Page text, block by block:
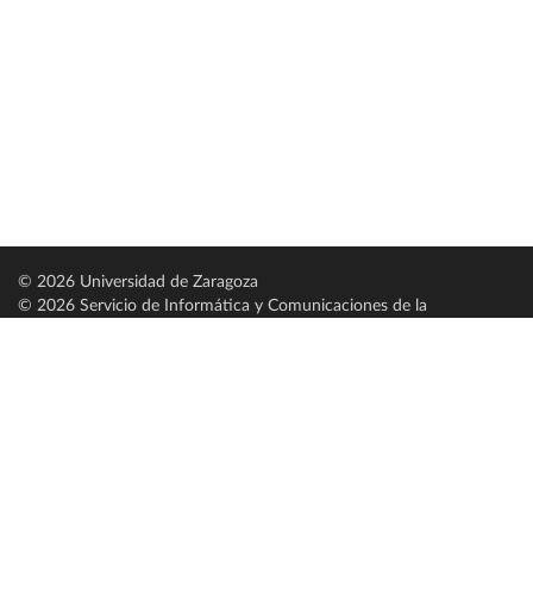
© 2026 Universidad de Zaragoza
© 2026 Servicio de Informática y Comunicaciones de la